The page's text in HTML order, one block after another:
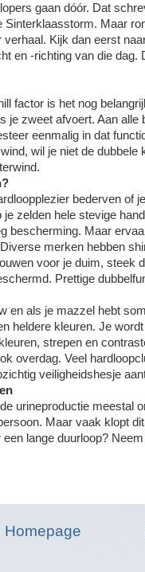
gaan dóór. Dat
Sinterklaasstorm. Maar
Kijk dan eerst
en -richting van die dag.
factor is het nog
je zweet afvoert. Aan alle
eenmalig in dat
wil je niet de dubbele
bederven of
zelden hele stevige
bescherming. Maar
merken hebben
voor je duim, steek
Prettige
en als je mazzel hebt
heldere kleuren. Je
strepen en
overdag. Veel
veiligheidshesje
urineproductie meestal
Maar vaak klopt
lange duurloop?
Homepage